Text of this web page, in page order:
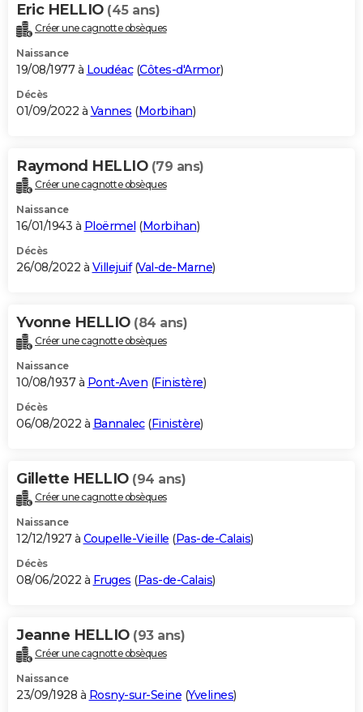
Eric HELLIO (45 ans)
Créer une cagnotte obsèques
Naissance
19/08/1977 à Loudéac(Côtes-d'Armor)
Décès
01/09/2022 à Vannes (Morbihan)
Raymond HELLIO (79 ans)
Créer une cagnotte obsèques
Naissance
16/01/1943 à Ploërmel (Morbihan)
Décès
26/08/2022 à Villejuif(Val-de-Marne)
Yvonne HELLIO (84 ans)
Créer une cagnotte obsèques
Naissance
10/08/1937 à Pont-Aven (Finistère)
Décès
06/08/2022 à Bannalec(Finistère)
Gillette HELLIO (94 ans)
Créer une cagnotte obsèques
Naissance
12/12/1927 à Coupelle-Vieille (Pas-de-Calais)
Décès
08/06/2022 à Fruges (Pas-de-Calais)
Jeanne HELLIO (93 ans)
Créer une cagnotte obsèques
Naissance
23/09/1928 à Rosny-sur-Seine (Yvelines)